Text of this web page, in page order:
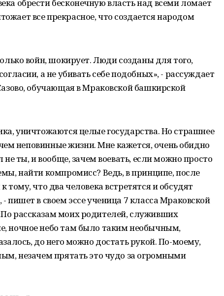
обрести бесконечную власть над всеми ломает
все прекрасное, что создается народом
войн, шокирует. Люди созданы для того,
а не убивать себе подобных», - рассуждает
обучающая в Мраковской башкирской
уничтожаются целые государства. Но страшнее
чем неповинные жизни. Мне кажется, очень обидно
не ты, и вообще, зачем воевать, если можно просто
найти компромисс? Ведь, в принципе, после
тому, что два человека встретятся и обсудят
пишет в своем эссе ученица 7 класса Мраковской
рассказам моих родителей, служивших
ночное небо там было таким необычным,
до него можно достать рукой. По-моему,
незачем прятать это чудо за огромными